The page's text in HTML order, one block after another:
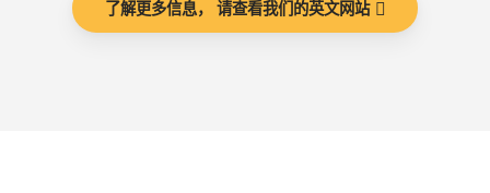
了解更多信息， 请查看我们的英文网站